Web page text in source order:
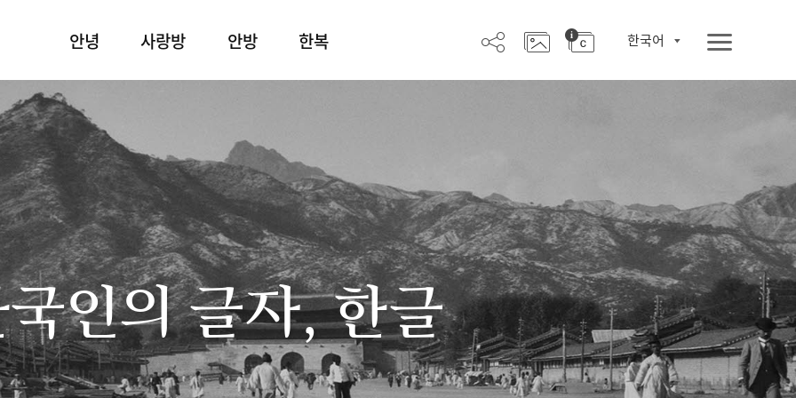
안녕 사랑방 안방 한복 한국어
인의 글자, 한글